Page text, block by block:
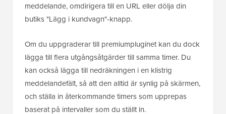
meddelande, omdirigera till en URL eller dölja din
butiks "Lägg i kundvagn"-knapp.
Om du uppgraderar till premiumpluginet kan du dock
lägga till flera utgångsåtgärder till samma timer. Du
kan också lägga till nedräkningen i en klistrig
meddelandefält, så att den alltid är synlig på skärmen,
och ställa in återkommande timers som upprepas
baserat på intervaller som du ställt in.